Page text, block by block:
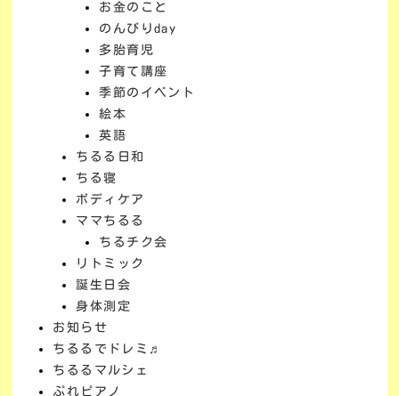
お金のこと
のんびりday
多胎育児
子育て講座
季節のイベント
絵本
英語
ちるる日和
ちる寝
ボディケア
ママちるる
ちるチク会
リトミック
誕生日会
身体測定
お知らせ
ちるるでドレミ♬
ちるるマルシェ
ぷれピアノ